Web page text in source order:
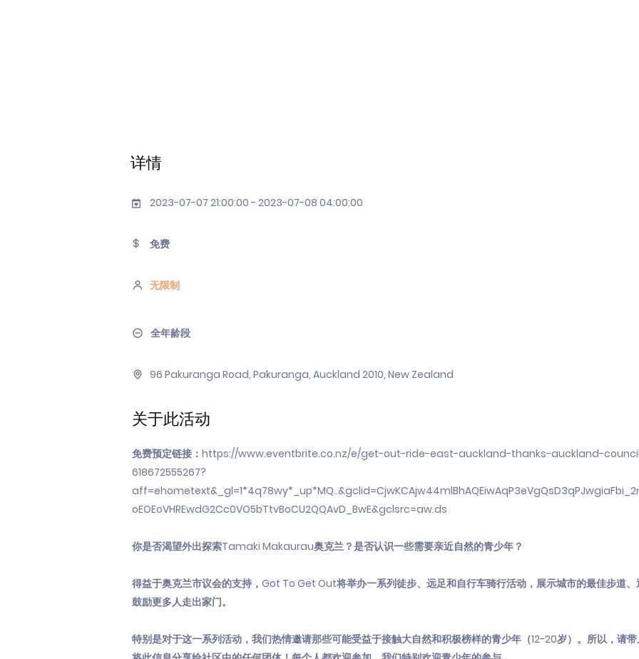
详情
2023-07-07 21:00:00 - 2023-07-08 04:00:00
免费
无限制
全年龄段
96 Pakuranga Road, Pakuranga, Auckland 2010, New Zealand
关于此活动
免费预定链接： https://www.eventbrite.co.nz/e/get-out-ride-east-auckland-thanks-auckland-
618672555267?
oEOEoVHREwdG2Cc0VO5bTtvBoCU2QQAvD_BwE&gclsrc=aw.ds
你是否渴望外出探索Tamaki Makaurau奥克兰？是否认识一些需要亲近自然的青少年？
得益于奥克兰市议会的支持，Got To Get Out将举办一系列徒步、远足和自行车骑行活动，展示城市的最佳步道、
鼓励更多人走出家门。
特别是对于这一系列活动，我们热情邀请那些可能受益于接触大自然和积极榜样的青少年（12-20岁）。所以，请